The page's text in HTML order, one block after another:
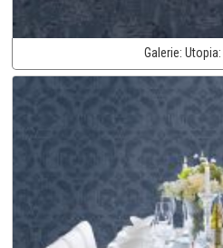
Galerie: Utopia: